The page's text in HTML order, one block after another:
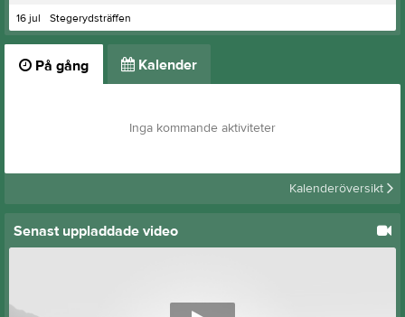
16 jul
Stegerydsträffen
På gång Kalender
Inga kommande aktiviteter
Kalenderöversikt
Senast uppladdade video